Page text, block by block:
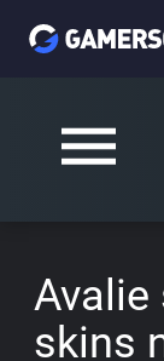
Avalie
skins